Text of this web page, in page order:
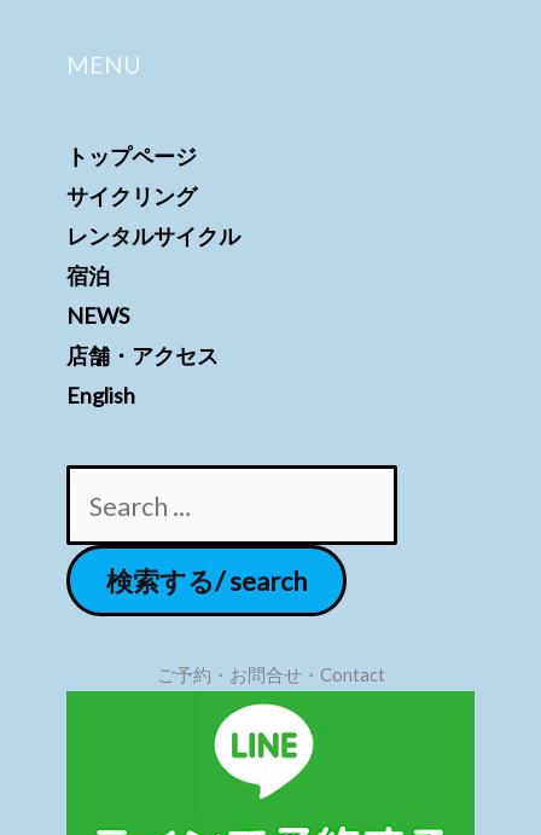
MENU
トップページ
サイクリング
レンタルサイクル
宿泊
NEWS
店舗・アクセス
English
ご予約・お問合せ・Contact